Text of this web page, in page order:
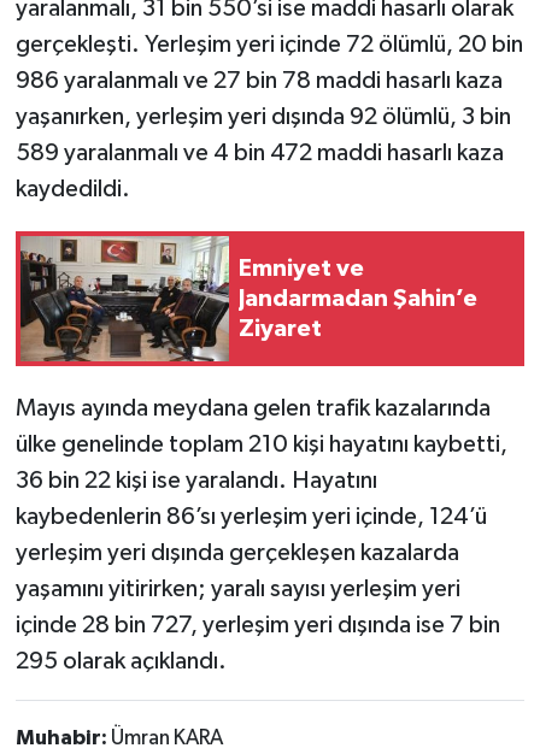
yaralanmalı, 31 bin 550’si ise maddi hasarlı olarak
gerçekleşti. Yerleşim yeri içinde 72 ölümlü, 20 bin
986 yaralanmalı ve 27 bin 78 maddi hasarlı kaza
yaşanırken, yerleşim yeri dışında 92 ölümlü, 3 bin
589 yaralanmalı ve 4 bin 472 maddi hasarlı kaza
kaydedildi.
Emniyet ve
Jandarmadan Şahin’e
Ziyaret
Mayıs ayında meydana gelen trafik kazalarında
ülke genelinde toplam 210 kişi hayatını kaybetti,
36 bin 22 kişi ise yaralandı. Hayatını
kaybedenlerin 86’sı yerleşim yeri içinde, 124’ü
yerleşim yeri dışında gerçekleşen kazalarda
yaşamını yitirirken; yaralı sayısı yerleşim yeri
içinde 28 bin 727, yerleşim yeri dışında ise 7 bin
295 olarak açıklandı.
Muhabir: Ümran KARA